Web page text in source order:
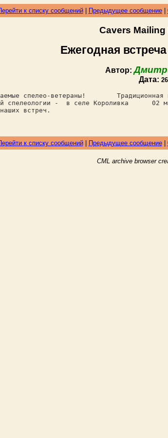
к списку сообщений| Предыдущее сообщение|
Cavers
Ежегодная
Автор:
Дата:
ветераны! Традиционная
спелеологии - в селе Короливка 02
встреч.
к списку сообщений| Предыдущее сообщение|
CML archive browser